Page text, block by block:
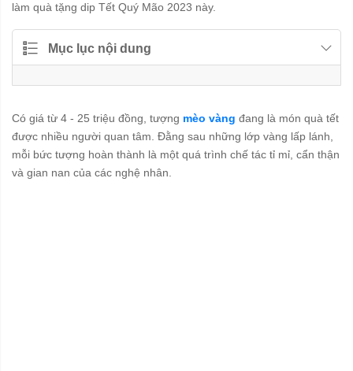
làm quà tặng dip Tết Quý Mão 2023 này.
Mục lục nội dung
Có giá từ 4 - 25 triệu đồng, tượng mèo vàng đang là món quà tết
được nhiều người quan tâm. Đằng sau những lớp vàng lấp lánh,
mỗi bức tượng hoàn thành là một quá trình chế tác tỉ mỉ, cẩn thận
và gian nan của các nghệ nhân.